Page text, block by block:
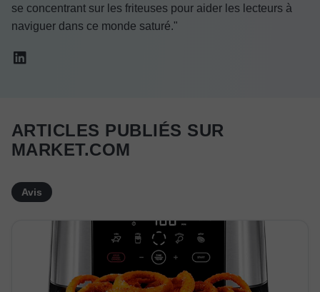
se concentrant sur les friteuses pour aider les lecteurs à
naviguer dans ce monde saturé."
ARTICLES PUBLIÉS SUR
MARKET.COM
Avis